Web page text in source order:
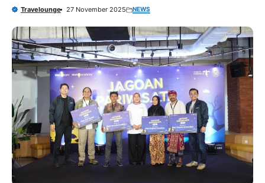
Travelounge 27 November 2025 NEWS